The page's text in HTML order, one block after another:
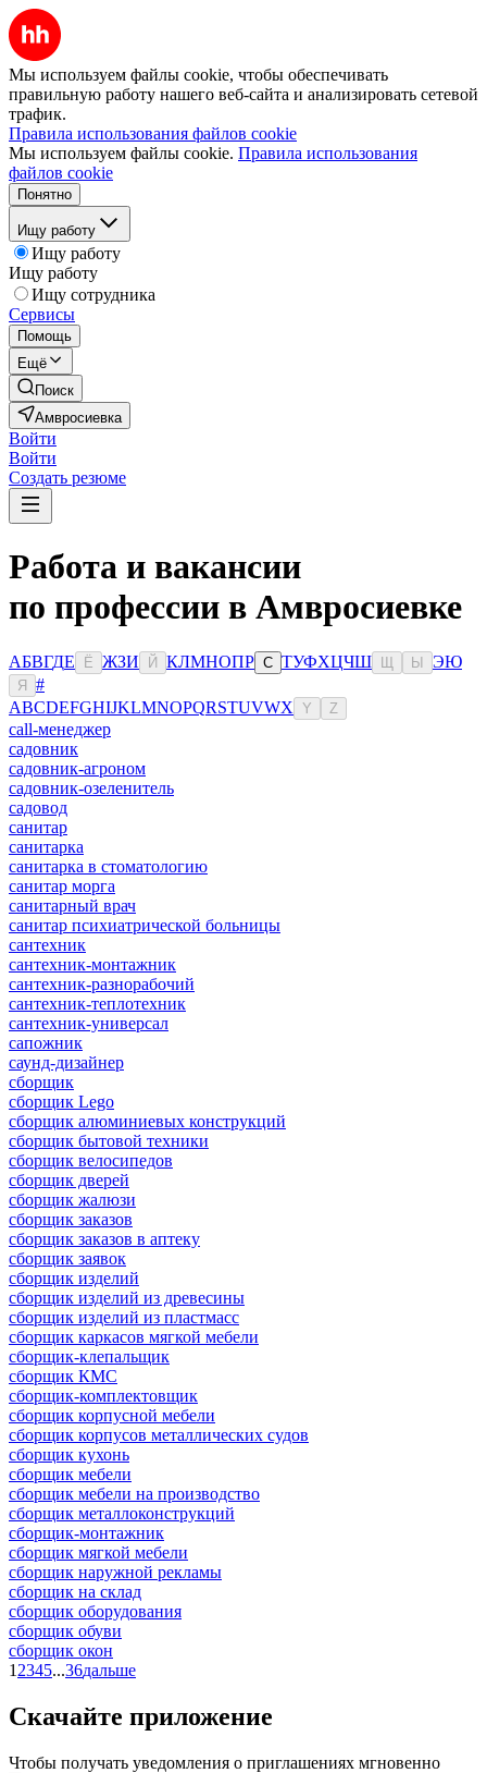
Мы используем файлы cookie, чтобы обеспечивать
правильную работу нашего веб-сайта и анализировать сетевой
трафик.
Правила использования файлов cookie
Мы используем файлы cookie. Правила использования
файлов cookie
Понятно
Ищу работу
Ищу работу
Ищу работу
Ищу сотрудника
Сервисы
Помощь
Ещё
Поиск
Амвросиевка
Войти
Войти
Создать резюме
Работа и вакансии
по профессии в Амвросиевке
АБВГДЕ Ё ЖЗИ Й КЛМНОПР С ТУФХЦЧШ Ы ЭЮ
Я
#
ABCDEFGHIJKLMNOPQRSTUVWX Y Z
сall-менеджер
садовник
садовник-агроном
садовник-озеленитель
садовод
санитар
санитарка
санитарка в стоматологию
санитар морга
санитарный врач
санитар психиатрической больницы
сантехник
сантехник-монтажник
сантехник-разнорабочий
сантехник-теплотехник
сантехник-универсал
сапожник
саунд-дизайнер
сборщик
сборщик Lego
сборщик алюминиевых конструкций
сборщик бытовой техники
сборщик велосипедов
сборщик дверей
сборщик жалюзи
сборщик заказов
сборщик заказов в аптеку
сборщик заявок
сборщик изделий
сборщик изделий из древесины
сборщик изделий из пластмасс
сборщик каркасов мягкой мебели
сборщик-клепальщик
сборщик КМС
сборщик-комплектовщик
сборщик корпусной мебели
сборщик корпусов металлических судов
сборщик кухонь
сборщик мебели
сборщик мебели на производство
сборщик металлоконструкций
сборщик-монтажник
сборщик мягкой мебели
сборщик наружной рекламы
сборщик на склад
сборщик оборудования
сборщик обуви
сборщик окон
1 2345...36дальше
Скачайте приложение
Чтобы получать уведомления о приглашениях мгновенно